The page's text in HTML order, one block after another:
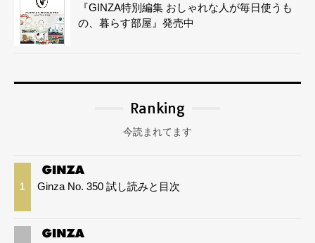
『GINZA特別編集 おしゃれな人が毎日使うも
の、暮らす部屋』発売中
Ranking
今読まれてます
1 Ginza No. 350 試し読みと目次